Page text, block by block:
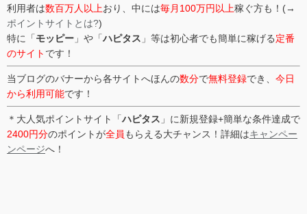
利用者は数百万人以上おり、中には毎月100万円以上稼ぐ方も！(→
ポイントサイトとは?)
特に「モッピー 」や「ハピタス 」等は初心者でも簡単に稼げる定番
のサイト です！
当ブログのバナーから各サイトへほんの数分で無料登録でき、 今日
から利用可能です！
＊大人気ポイントサイト「ハピタス 」に新規登録+簡単な条件達成で
2400円分のポイントが全員 もらえる大チャンス！詳細はキャンペー
ンページへ！